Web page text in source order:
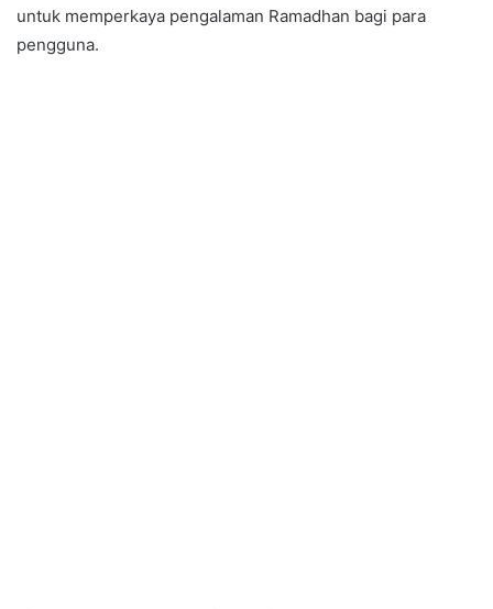
untuk memperkaya pengalaman Ramadhan bagi para
pengguna.